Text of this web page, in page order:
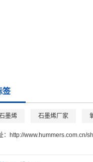
签
墨烯 石墨烯厂家
http://www.hummers.com.cn/